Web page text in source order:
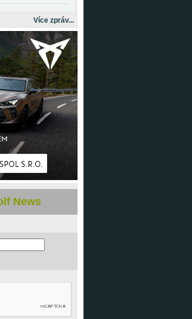
Více zpráv...
News